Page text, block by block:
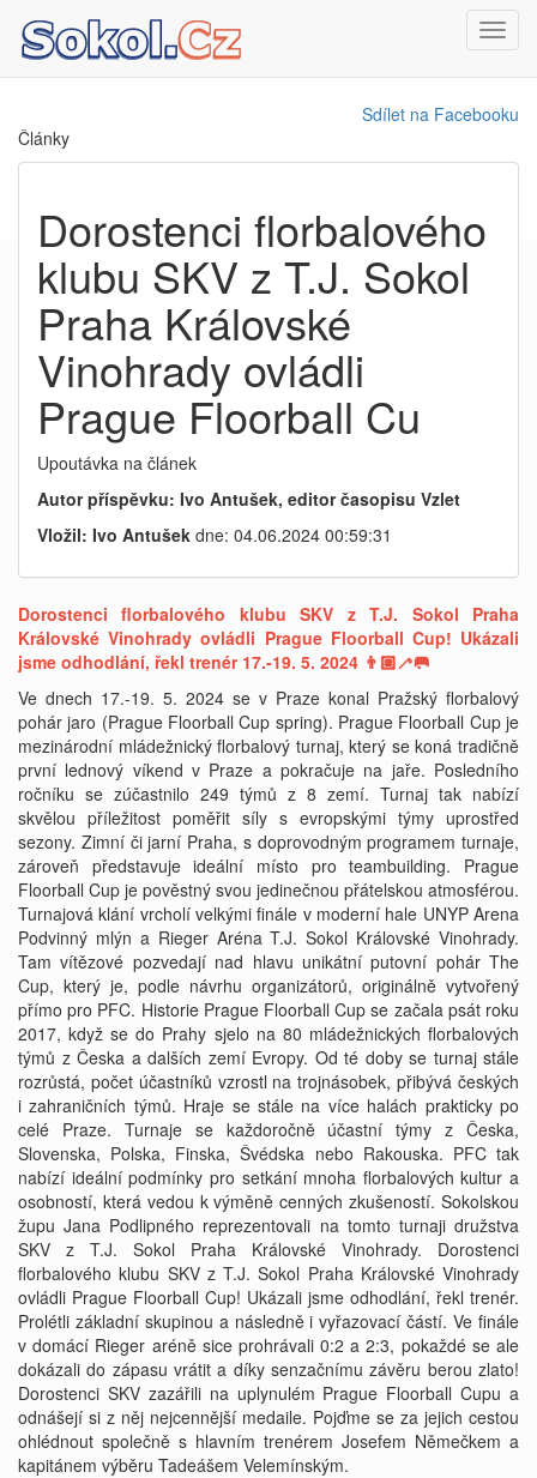
Sdílet na Facebooku
Články
Dorostenci florbalového
klubu SKV z T.J. Sokol
Praha Královské
Vinohrady ovládli
Prague Floorball Cu
Upoutávka na článek
Autor příspěvku: Ivo Antušek, editor časopisu Vzlet
Vložil: Ivo Antušek dne: 04.06.2024 00:59:31
Dorostenci florbalového klubu SKV z T.J. Sokol Praha
Královské Vinohrady ovládli Prague Floorball Cup! Ukázali
jsme odhodlání, řekl trenér 17.-19. 5. 2024 👨🏼‍🦯🥅
Ve dnech 17.-19. 5. 2024 se v Praze konal Pražský florbalový
pohár jaro (Prague Floorball Cup spring). Prague Floorball Cup je
mezinárodní mládežnický florbalový turnaj, který se koná tradičně
první lednový víkend v Praze a pokračuje na jaře. Posledního
ročníku se zúčastnilo 249 týmů z 8 zemí. Turnaj tak nabízí
skvělou příležitost poměřit síly s evropskými týmy uprostřed
sezony. Zimní či jarní Praha, s doprovodným programem turnaje,
zároveň představuje ideální místo pro teambuilding. Prague
Floorball Cup je pověstný svou jedinečnou přátelskou atmosférou.
Turnajová klání vrcholí velkými finále v moderní hale UNYP Arena
Podvinný mlýn a Rieger Aréna T.J. Sokol Královské Vinohrady.
Tam vítězové pozvedají nad hlavu unikátní putovní pohár The
Cup, který je, podle návrhu organizátorů, originálně vytvořený
přímo pro PFC. Historie Prague Floorball Cup se začala psát roku
2017, když se do Prahy sjelo na 80 mládežnických florbalových
týmů z Česka a dalších zemí Evropy. Od té doby se turnaj stále
rozrůstá, počet účastníků vzrostl na trojnásobek, přibývá českých
i zahraničních týmů. Hraje se stále na více halách prakticky po
celé Praze. Turnaje se každoročně účastní týmy z Česka,
Slovenska, Polska, Finska, Švédska nebo Rakouska. PFC tak
nabízí ideální podmínky pro setkání mnoha florbalových kultur a
osobností, která vedou k výměně cenných zkušeností. Sokolskou
župu Jana Podlipného reprezentovali na tomto turnaji družstva
SKV z T.J. Sokol Praha Královské Vinohrady. Dorostenci
florbalového klubu SKV z T.J. Sokol Praha Královské Vinohrady
ovládli Prague Floorball Cup! Ukázali jsme odhodlání, řekl trenér.
Prolétli základní skupinou a následně i vyřazovací částí. Ve finále
v domácí Rieger aréně sice prohrávali 0:2 a 2:3, pokaždé se ale
dokázali do zápasu vrátit a díky senzačnímu závěru berou zlato!
Dorostenci SKV zazářili na uplynulém Prague Floorball Cupu a
odnášejí si z něj nejcennější medaile. Pojďme se za jejich cestou
ohlédnout společně s hlavním trenérem Josefem Němečkem a
kapitánem výběru Tadeášem Velemínským.